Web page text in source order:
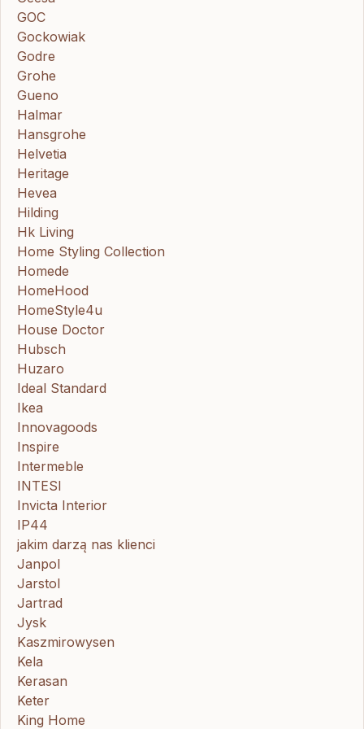
GOC
Gockowiak
Godre
Grohe
Gueno
Halmar
Hansgrohe
Helvetia
Heritage
Hevea
Hilding
Hk Living
Home Styling Collection
Homede
HomeHood
HomeStyle4u
House Doctor
Hubsch
Huzaro
Ideal Standard
Ikea
Innovagoods
Inspire
Intermeble
INTESI
Invicta Interior
IP44
jakim darzą nas klienci
Janpol
Jarstol
Jartrad
Jysk
Kaszmirowysen
Kela
Kerasan
Keter
King Home